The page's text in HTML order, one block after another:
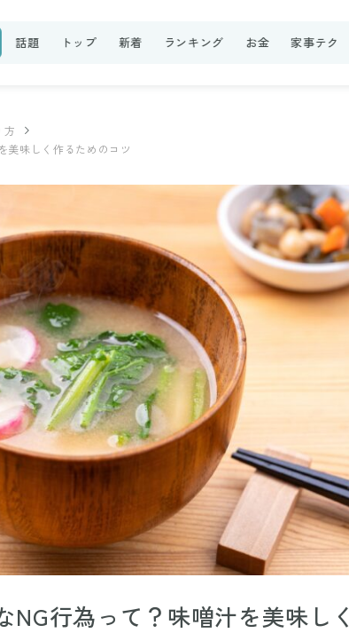
話題 トップ 新着 ランキング お金 家事テク
美味しく作るためのコツ
NG行為って？味噌汁を美味しく